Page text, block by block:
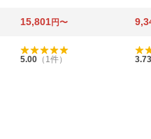
15,801円〜
5.00 （ 1件） 3.73